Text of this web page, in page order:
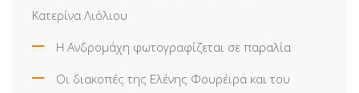
Κατερίνα Λιόλιου
Η Ανδρομάχη φωτογραφίζεται σε παραλία
Οι διακοπές της Ελένης Φουρέιρα και του